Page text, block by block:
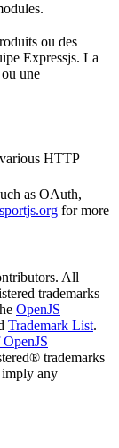
ou des
Expressjs. La
une
HTTP
as OAuth,
for more
All
trademarks
OpenJS
Trademark List.
trademarks
imply any